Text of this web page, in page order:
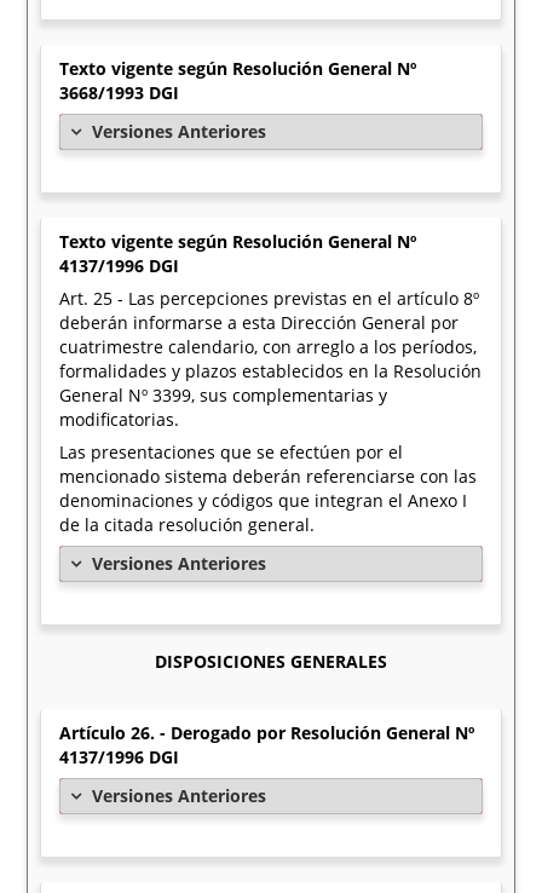
Texto vigente según Resolución General Nº
3668/1993 DGI
Versiones Anteriores
Texto vigente según Resolución General Nº
4137/1996 DGI
Art. 25 - Las percepciones previstas en el artículo 8º
deberán informarse a esta Dirección General por
cuatrimestre calendario, con arreglo a los períodos,
formalidades y plazos establecidos en la Resolución
General Nº 3399, sus complementarias y
modificatorias.
Las presentaciones que se efectúen por el
mencionado sistema deberán referenciarse con las
denominaciones y códigos que integran el Anexo I
de la citada resolución general.
Versiones Anteriores
DISPOSICIONES GENERALES
Artículo 26. - Derogado por Resolución General Nº
4137/1996 DGI
Versiones Anteriores